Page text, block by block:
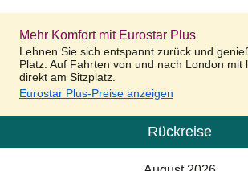
Mehr Komfort mit Eurostar Plus
Lehnen Sie sich entspannt zurück und
Platz. Auf Fahrten von und nach London mit
direkt am Sitzplatz.
Eurostar Plus-Preise anzeigen
Kalender
Rückreise